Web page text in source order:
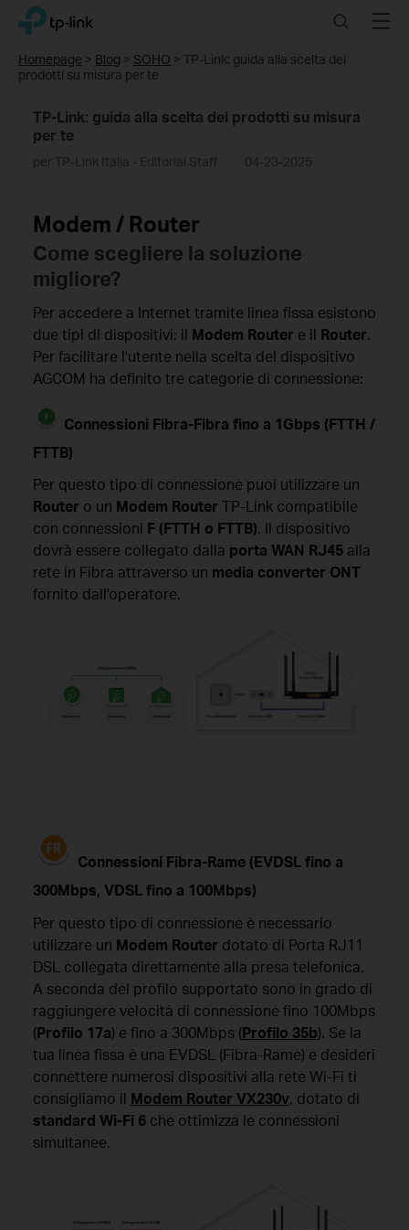
Click
the
TP-Link, Reliably Smart SearchMenu
Homepage > Blog > SOHO > TP-Link: guida alla scelta dei
prodotti su misura per te
TP-Link: guida alla scelta dei prodotti su misura
per te
per TP-Link Italia - Editorial Staff 04-23-2025
Modem / Router
Come scegliere la soluzione
migliore?
Per accedere a Internet tramite linea fissa esistono
due tipi di dispositivi: il Modem Router e il Router.
Per facilitare l'utente nella scelta del dispositivo
AGCOM ha definito tre categorie di connessione:
Connessioni Fibra-Fibra fino a 1Gbps (FTTH /
FTTB)
Per questo tipo di connessione puoi utilizzare un
Router o un Modem Router TP-Link compatibile
con connessioni F (FTTH o FTTB). Il dispositivo
dovrà essere collegato dalla porta WAN RJ45 alla
rete in Fibra attraverso un media converter ONT
fornito dall'operatore.
Connessioni Fibra-Rame (EVDSL fino a
300Mbps, VDSL fino a 100Mbps)
Per questo tipo di connessione è necessario
utilizzare un Modem Router dotato di Porta RJ11
DSL collegata direttamente alla presa telefonica.
A seconda del profilo supportato sono in grado di
raggiungere velocità di connessione fino 100Mbps
(Profilo 17a) e fino a 300Mbps (Profilo 35b). Se la
tua linea fissa è una EVDSL (Fibra-Rame) e desideri
connettere numerosi dispositivi alla rete Wi-Fi ti
consigliamo il Modem Router VX230v, dotato di
standard Wi-Fi 6che ottimizza le connessioni
simultanee.